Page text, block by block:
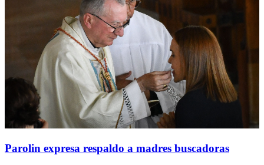
Parolin expresa respaldo a madres buscadoras